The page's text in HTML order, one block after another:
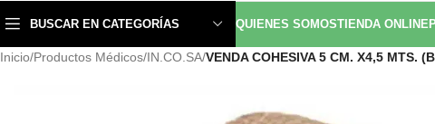
BUSCAR EN CATEGORÍAS QUIENES SOMOSTIENDA ONLINE
Inicio/Productos Médicos/IN.CO.SA/VENDA COHESIVA 5 CM. X4,5 MTS.